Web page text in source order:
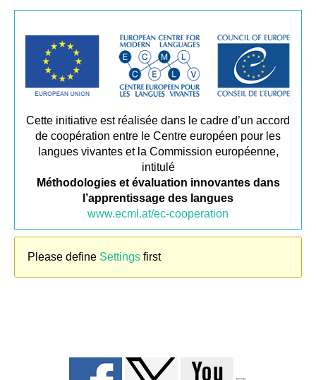
Cette initiative est réalisée dans le cadre d’un accord
de coopération entre le Centre européen pour les
langues vivantes et la Commission européenne,
intitulé
Méthodologies et évaluation innovantes dans
l’apprentissage des langues
www.ecml.at/ec-cooperation
Please define Settings first